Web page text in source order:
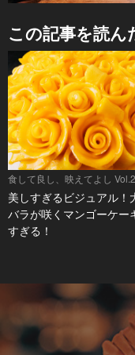
この記事を読
食して良し、映えてよし Vol.2
美しすぎるビジュアル！
バラが咲くマンゴーケー
すぎる！